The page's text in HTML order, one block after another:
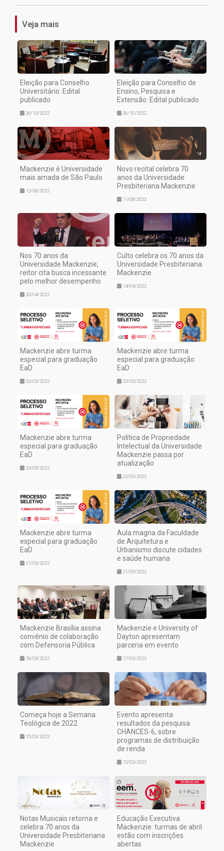
Veja mais
Eleição para Conselho
Universitário: Edital
publicado
26/10/2022
Eleição para Conselho de
Ensino, Pesquisa e
Extensão: Edital publicado
26/10/2022
Mackenzie é Universidade
mais amada de São Paulo
12/08/2022
Novo recital celebra 70
anos da Universidade
Presbiteriana Mackenzie
11/08/2022
Nos 70 anos da
Universidade Mackenzie,
reitor cita busca incessante
pelo melhor desempenho
20/04/2022
Culto celebra os 70 anos da
Universidade Presbiteriana
Mackenzie
14/04/2022
Mackenzie abre turma
especial para graduação
EaD
23/03/2022
Mackenzie abre turma
especial para graduação
EaD
23/03/2022
Mackenzie abre turma
especial para graduação
EaD
23/03/2022
Política de Propriedade
Intelectual da Universidade
Mackenzie passa por
atualização
22/03/2022
Mackenzie abre turma
especial para graduação
EaD
21/03/2022
Aula magna da Faculdade
de Arquitetura e
Urbanismo discute cidades
e saúde humana
21/03/2022
Mackenzie Brasília assina
convênio de colaboração
com Defensoria Pública
18/03/2022
Mackenzie e University of
Dayton apresentam
parceria em evento
17/03/2022
Começa hoje a Semana
Teológica de 2022
15/03/2022
Evento apresenta
resultados da pesquisa
CHANCES-6, sobre
programas de distribuição
de renda
15/03/2022
Notas Musicais retorna e
celebra 70 anos da
Universidade Presbiteriana
Mackenzie
Educação Executiva
Mackenzie: turmas de abril
estão com inscrições
abertas